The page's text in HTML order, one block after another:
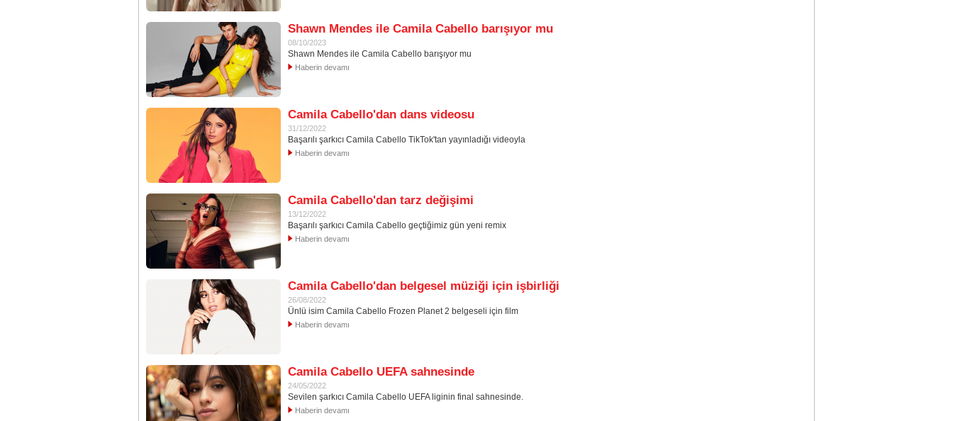
Shawn Mendes ile Camila Cabello barışıyor mu
08/10/2023
Shawn Mendes ile Camila Cabello barışıyor mu
Haberin devamı
Camila Cabello'dan dans videosu
31/12/2022
Başarılı şarkıcı Camila Cabello TikTok'tan yayınladığı videoyla
Haberin devamı
Camila Cabello'dan tarz değişimi
13/12/2022
Başarılı şarkıcı Camila Cabello geçtiğimiz gün yeni remix
Haberin devamı
Camila Cabello'dan belgesel müziği için işbirliği
26/08/2022
Ünlü isim Camila Cabello Frozen Planet 2 belgeseli için film
Haberin devamı
Camila Cabello UEFA sahnesinde
24/05/2022
Sevilen şarkıcı Camila Cabello UEFA liginin final sahnesinde.
Haberin devamı